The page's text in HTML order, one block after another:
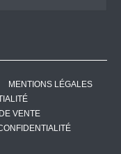
MENTIONS LÉGALES
VENTE